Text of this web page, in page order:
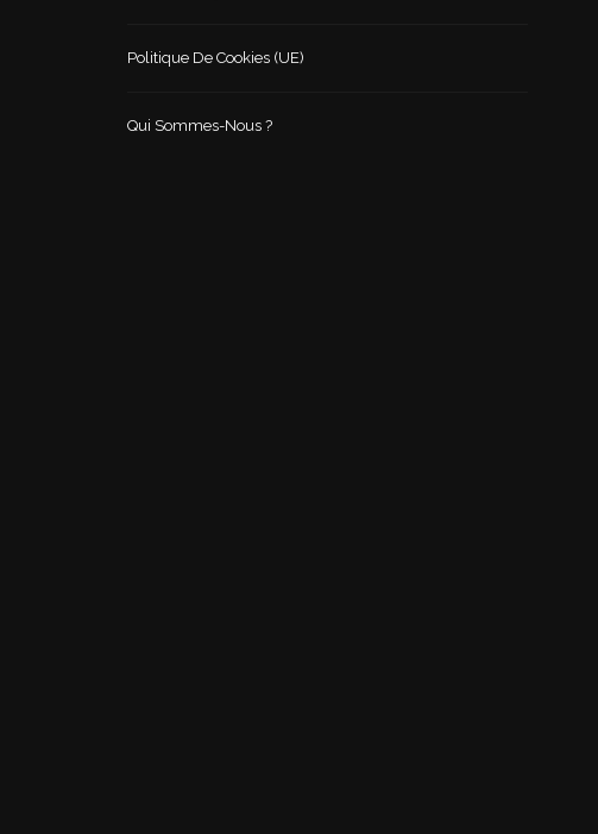
Politique De Cookies (UE)
Qui Sommes-Nous ?